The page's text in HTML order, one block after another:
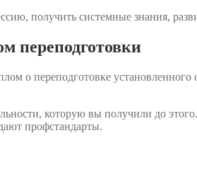
получить системные знания,
переподготовки
о переподготовке
которую вы получили до
профстандарты.